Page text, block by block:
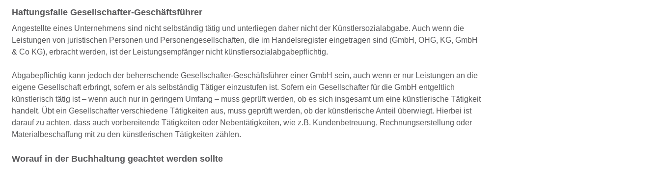
Haftungsfalle Gesellschafter-Geschäftsführer
Angestellte eines Unternehmens sind nicht selbständig tätig und unterliegen daher nicht der Künstlersozialabgabe. Auch wenn die
Leistungen von juristischen Personen und Personengesellschaften, die im Handelsregister eingetragen sind (GmbH, OHG, KG, GmbH
& Co KG), erbracht werden, ist der Leistungsempfänger nicht künstlersozialabgabepflichtig.
Abgabepflichtig kann jedoch der beherrschende Gesellschafter-Geschäftsführer einer GmbH sein, auch wenn er nur Leistungen an die
eigene Gesellschaft erbringt, sofern er als selbständig Tätiger einzustufen ist. Sofern ein Gesellschafter für die GmbH entgeltlich
künstlerisch tätig ist – wenn auch nur in geringem Umfang – muss geprüft werden, ob es sich insgesamt um eine künstlerische Tätigkeit
handelt. Übt ein Gesellschafter verschiedene Tätigkeiten aus, muss geprüft werden, ob der künstlerische Anteil überwiegt. Hierbei ist
darauf zu achten, dass auch vorbereitende Tätigkeiten oder Nebentätigkeiten, wie z.B. Kundenbetreuung, Rechnungserstellung oder
Materialbeschaffung mit zu den künstlerischen Tätigkeiten zählen.
Worauf in der Buchhaltung geachtet werden sollte